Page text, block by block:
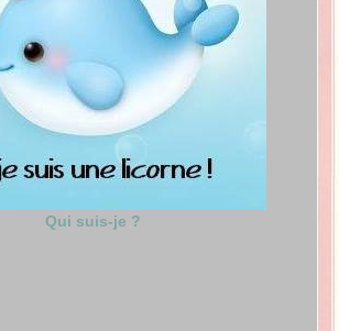
Qui suis-je ?